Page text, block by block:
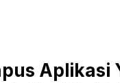
Aplikasi